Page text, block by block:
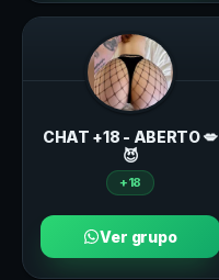
CHAT +18 - ABERTO 💋
😈
+18
Ver grupo